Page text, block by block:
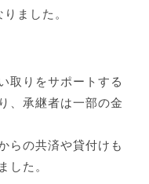
ました。
取りをサポートする
、承継者は一部の金
らの共済や貸付けも
した。